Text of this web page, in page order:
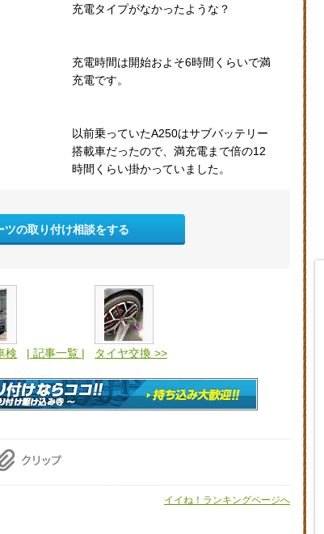
充電タイプがなかったような？
充電時間は開始およそ6時間くらいで満
充電です。
以前乗っていたA250はサブバッテリー
搭載車だったので、満充電まで倍の12
時間くらい掛かっていました。
ツの取り付け相談をする
| 記事一覧 | タイヤ交換 >>
イイね！ランキングページへ